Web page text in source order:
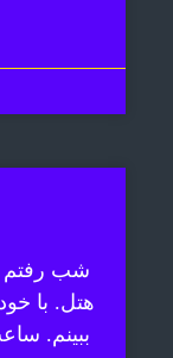
شب رفتم
هتل. با
ببینم. ساعت 10 شب غروب